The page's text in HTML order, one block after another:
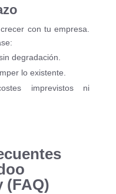
con tu empresa.
degradación.
lo existente.
imprevistos ni
(FAQ)